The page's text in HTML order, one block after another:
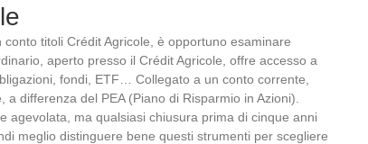
titoli Crédit Agricole, è opportuno esaminare
aperto presso il Crédit Agricole, offre accesso a
fondi, ETF… Collegato a un conto corrente,
differenza del PEA (Piano di Risparmio in Azioni).
agevolata, ma qualsiasi chiusura prima di cinque anni
meglio distinguere bene questi strumenti per scegliere